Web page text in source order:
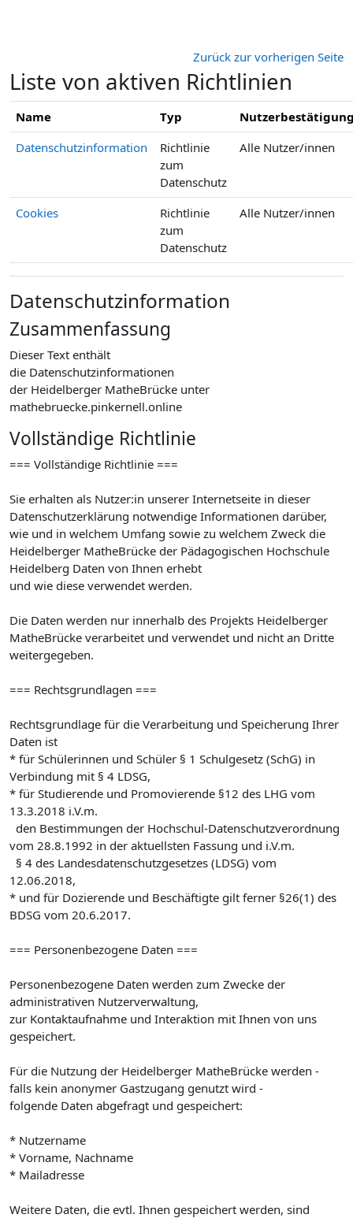
Zurück zur vorherigen Seite
Liste von aktiven Richtlinien
Name Typ
Datenschutzinformation
Richtlinie
zum
Datenschutz
Alle Nutzer/innen
Cookies
Richtlinie
zum
Datenschutz
Alle Nutzer/innen
Datenschutzinformation
Zusammenfassung
Dieser Text enthält
die Datenschutzinformationen
der Heidelberger MatheBrücke unter
mathebruecke.pinkernell.online
Vollständige Richtlinie
=== Vollständige Richtlinie ===
Sie erhalten als Nutzer:in unserer Internetseite in dieser
Datenschutzerklärung notwendige Informationen darüber,
wie und in welchem Umfang sowie zu welchem Zweck die
Heidelberger MatheBrücke der Pädagogischen Hochschule
Heidelberg Daten von Ihnen erhebt
und wie diese verwendet werden.
Die Daten werden nur innerhalb des Projekts Heidelberger
MatheBrücke verarbeitet und verwendet und nicht an Dritte
weitergegeben.
=== Rechtsgrundlagen ===
Rechtsgrundlage für die Verarbeitung und Speicherung Ihrer
Daten ist
* für Schülerinnen und Schüler § 1 Schulgesetz (SchG) in
Verbindung mit § 4 LDSG,
* für Studierende und Promovierende §12 des LHG vom
13.3.2018 i.V.m.
den Bestimmungen der Hochschul-Datenschutzverordnung
vom 28.8.1992 in der aktuellsten Fassung und i.V.m.
§ 4 des Landesdatenschutzgesetzes (LDSG) vom
12.06.2018,
* und für Dozierende und Beschäftigte gilt ferner §26(1) des
BDSG vom 20.6.2017.
=== Personenbezogene Daten ===
Personenbezogene Daten werden zum Zwecke der
administrativen Nutzerverwaltung,
zur Kontaktaufnahme und Interaktion mit Ihnen von uns
gespeichert.
Für die Nutzung der Heidelberger MatheBrücke werden -
falls kein anonymer Gastzugang genutzt wird -
folgende Daten abgefragt und gespeichert:
* Nutzername
* Vorname, Nachname
* Mailadresse
Weitere Daten, die evtl. Ihnen gespeichert werden, sind